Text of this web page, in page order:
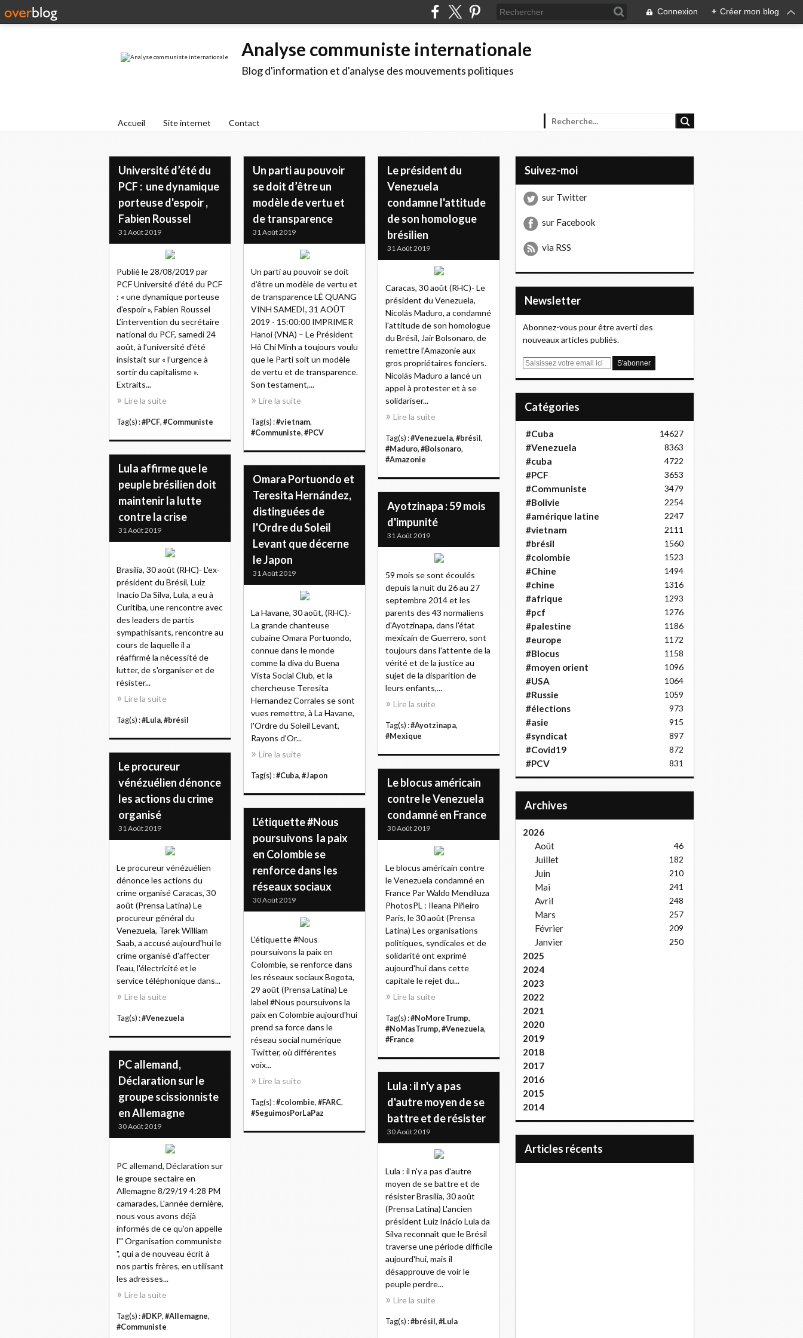
Connexion + Créer mon blog
Analyse communiste internationale
Blog d'information et d'analyse des mouvements politiques
Accueil Site internet Contact
Université d’été du
PCF : une dynamique
porteuse d'espoir ,
Fabien Roussel
31 Août 2019
Publié le 28/08/2019 par
PCF Université d’été du PCF
: « une dynamique porteuse
d'espoir », Fabien Roussel
L’intervention du secrétaire
national du PCF, samedi 24
août, à l’université d’été
insistait sur « l’urgence à
sortir du capitalisme ».
Extraits...
Lire la suite
Tag(s) :#PCF, #Communiste
Un parti au pouvoir
se doit d’être un
modèle de vertu et
de transparence
31 Août 2019
Un parti au pouvoir se doit
d’être un modèle de vertu et
de transparence LÊ QUANG
VINH SAMEDI, 31 AOÛT
2019 - 15:00:00 IMPRIMER
Hanoi (VNA) – Le Président
Hô Chi Minh a toujours voulu
que le Parti soit un modèle
de vertu et de transparence.
Son testament,...
Lire la suite
Tag(s) :#vietnam,
#Communiste, #PCV
Le président du
Venezuela
condamne l'attitude
de son homologue
brésilien
31 Août 2019
Caracas, 30 août (RHC)- Le
président du Venezuela,
Nicolás Maduro, a condamné
l'attitude de son homologue
du Brésil, Jair Bolsonaro, de
remettre l'Amazonie aux
gros propriétaires fonciers.
Nicolás Maduro a lancé un
appel à protester et à se
solidariser...
Lire la suite
Tag(s) :#Venezuela, #brésil ,
#Maduro, #Bolsonaro,
#Amazonie
Lula affirme que le
peuple brésilien doit
maintenir la lutte
contre la crise
31 Août 2019
Brasilia, 30 août (RHC)- L'ex-
président du Brésil, Luiz
Inacio Da Silva, Lula, a eu à
Curitiba, une rencontre avec
des leaders de partis
sympathisants, rencontre au
cours de laquelle il a
réaffirmé la nécessité de
lutter, de s'organiser et de
résister...
Lire la suite
Tag(s) :#Lula, #brésil
Omara Portuondo et
Teresita Hernández,
distinguées de
l'Ordre du Soleil
Levant que décerne
le Japon
31 Août 2019
La Havane, 30 août, (RHC).-
La grande chanteuse
cubaine Omara Portuondo,
connue dans le monde
comme la diva du Buena
Vista Social Club, et la
chercheuse Teresita
Hernandez Corrales se sont
vues remettre, à La Havane,
l'Ordre du Soleil Levant,
Rayons d'Or...
Lire la suite
Tag(s) :#Cuba, #Japon
Ayotzinapa : 59 mois
d'impunité
31 Août 2019
59 mois se sont écoulés
depuis la nuit du 26 au 27
septembre 2014 et les
parents des 43 normaliens
d'Ayotzinapa, dans l'état
mexicain de Guerrero, sont
toujours dans l'attente de la
vérité et de la justice au
sujet de la disparition de
leurs enfants,...
Lire la suite
Tag(s) :#Ayotzinapa,
#Mexique
Le procureur
vénézuélien dénonce
les actions du crime
organisé
31 Août 2019
Le procureur vénézuélien
dénonce les actions du
crime organisé Caracas, 30
août (Prensa Latina) Le
procureur général du
Venezuela, Tarek William
Saab, a accusé aujourd'hui le
crime organisé d'affecter
l'eau, l'électricité et le
service téléphonique dans...
Lire la suite
Tag(s) :#Venezuela
Le blocus américain
contre le Venezuela
condamné en France
30 Août 2019
Le blocus américain contre
le Venezuela condamné en
France Par Waldo Mendiluza
PhotosPL : Ileana Piñeiro
Paris, le 30 août (Prensa
Latina) Les organisations
politiques, syndicales et de
solidarité ont exprimé
aujourd'hui dans cette
capitale le rejet du...
Lire la suite
Tag(s) :#NoMoreTrump,
#NoMasTrump, #Venezuela,
#France
L'étiquette #Nous
poursuivons la paix
en Colombie se
renforce dans les
réseaux sociaux
30 Août 2019
L'étiquette #Nous
poursuivons la paix en
Colombie, se renforce dans
les réseaux sociaux Bogota,
29 août (Prensa Latina) Le
label #Nous poursuivons la
paix en Colombie aujourd'hui
prend sa force dans le
réseau social numérique
Twitter, où différentes
voix...
Lire la suite
Tag(s) :#colombie, #FARC,
#SeguimosPorLaPaz
PC allemand,
Déclaration sur le
groupe scissionniste
en Allemagne
30 Août 2019
PC allemand, Déclaration sur
le groupe sectaire en
Allemagne 8/29/19 4:28 PM
camarades, L'année dernière,
nous vous avons déjà
informés de ce qu'on appelle
l'" Organisation communiste
", qui a de nouveau écrit à
nos partis frères, en utilisant
les adresses...
Lire la suite
Tag(s) :#DKP, #Allemagne,
#Communiste
Lula : il n'y a pas
d'autre moyen de se
battre et de résister
30 Août 2019
Lula : il n'y a pas d'autre
moyen de se battre et de
résister Brasilia, 30 août
(Prensa Latina) L'ancien
président Luiz Inácio Lula da
Silva reconnaît que le Brésil
traverse une période difficile
aujourd'hui, mais il
désapprouve de voir le
peuple perdre...
Lire la suite
Tag(s) :#brésil , #Lula
Suivez-moi
sur Twitter
sur Facebook
via RSS
Newsletter
Abonnez-vous pour être averti des
nouveaux articles publiés.
E
Catégories
#Cuba 14627
#Venezuela 8363
#cuba 4722
#PCF 3653
#Communiste 3479
#Bolivie 2254
#amérique latine 2247
#vietnam 2111
#brésil 1560
#colombie 1523
#Chine 1494
#chine 1316
#afrique 1293
#pcf 1276
#palestine 1186
#europe 1172
#Blocus 1158
#moyen orient 1096
#USA 1064
#Russie 1059
#élections 973
#asie 915
#syndicat 897
#Covid19 872
#PCV 831
Archives
2026
Août
46
Juillet 182
Juin 210
Mai 241
Avril 248
Mars 257
Février 209
Janvier 250
2025
2024
2023
2022
2021
2020
2019
2018
2017
2016
2015
2014
articles récents